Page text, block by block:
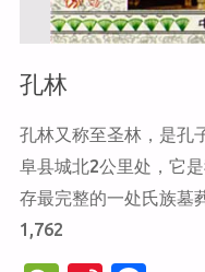
孔林
孔林又称至圣林，是孔
阜县城北2公里处，它
存最完整的一处氏族墓
1,762